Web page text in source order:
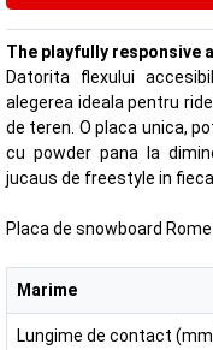
The playfully responsive
Datorita flexului
alegerea ideala pentru
de teren. O placa unica,
cu powder pana la
jucaus de freestyle in
Placa de snowboard
Marime
Lungime de contact